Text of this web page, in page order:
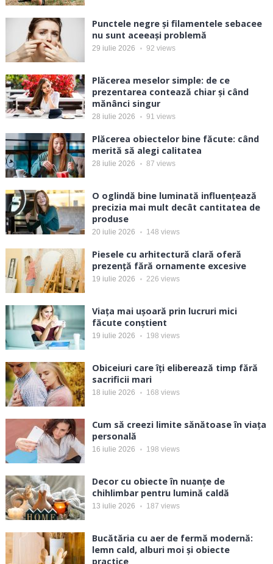
Punctele negre și filamentele sebacee
nu sunt aceeași problemă
29 iulie 2026 92 views
Plăcerea meselor simple: de ce
prezentarea contează chiar și când
mănânci singur
28 iulie 2026 91 views
Plăcerea obiectelor bine făcute: când
merită să alegi calitatea
28 iulie 2026 87 views
O oglindă bine luminată influențează
precizia mai mult decât cantitatea de
produse
20 iulie 2026 148 views
Piesele cu arhitectură clară oferă
prezență fără ornamente excesive
19 iulie 2026 226 views
Viața mai ușoară prin lucruri mici
făcute conștient
19 iulie 2026 198 views
Obiceiuri care îți eliberează timp fără
sacrificii mari
18 iulie 2026 168 views
Cum să creezi limite sănătoase în viața
personală
16 iulie 2026 198 views
Decor cu obiecte în nuanțe de
chihlimbar pentru lumină caldă
13 iulie 2026 187 views
Bucătăria cu aer de fermă modernă:
lemn cald, alburi moi și obiecte
practice